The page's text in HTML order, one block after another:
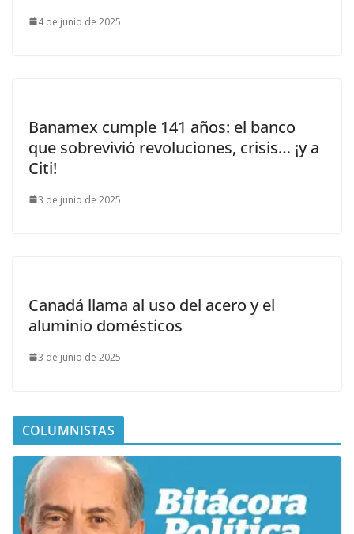
4 de junio de 2025
Banamex cumple 141 años: el banco
que sobrevivió revoluciones, crisis… ¡y a
Citi!
3 de junio de 2025
Canadá llama al uso del acero y el
aluminio domésticos
3 de junio de 2025
COLUMNISTAS